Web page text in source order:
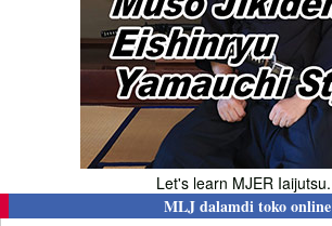
Let's learn MJER Iaijutsu.
MLJ dalamdi toko online